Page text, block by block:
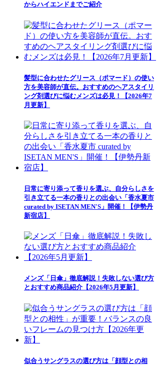
からハイエンドまでご紹介
髪型に合わせたグリース（ポマード）の使い
方を美容師が直伝。おすすめのヘアスタイリ
ング剤選びに悩むメンズは必見！【2026年7
月更新】
日常に寄り添って香りを選ぶ、自分らしさを
引き立てる一本の香りとの出会い「香水夏市
curated by ISETAN MEN'S」開催！【伊勢丹
新宿店】
メンズ「日傘」徹底解説！失敗しない選び方
とおすすめ商品紹介【2026年5月更新】
似合うサングラスの選び方は「顔型との相